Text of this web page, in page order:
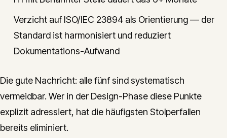
Verzicht auf ISO/IEC 23894 als Orientierung — der
Standard ist harmonisiert und reduziert
Dokumentations-Aufwand
Die gute Nachricht: alle fünf sind systematisch
vermeidbar. Wer in der Design-Phase diese Punkte
explizit adressiert, hat die häufigsten Stolperfallen
bereits eliminiert.